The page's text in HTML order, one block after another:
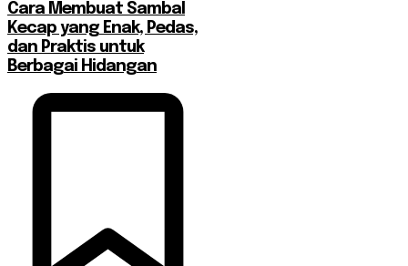
Cara Membuat Sambal
Kecap yang Enak, Pedas,
dan Praktis untuk
Berbagai Hidangan